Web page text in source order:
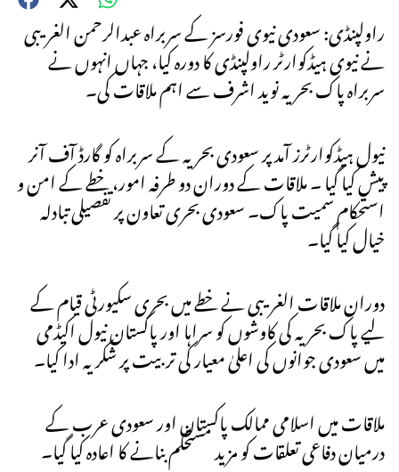
راولپنڈی: سعودی نیوی فورسز کے سربراہ عبدالرحمن الغریبی
نے نیوی ہیڈکوارٹر راولپنڈی کا دورہ کیا، جہاں انہوں نے
سربراہ پاک بحریہ نوید اشرف سے اہم ملاقات کی۔
نیول ہیڈکوارٹرز آمد پر سعودی بحریہ کے سربراہ کو گارڈ آف آنر
پیش کیا گیا ۔ ملاقات کے دوران دو طرفہ امور، خطے کے امن و
استحکام سمیت پاک۔ سعودی بحری تعاون پر تفصیلی تبادلہ
خیال کیا گیا۔
دوران ملاقات الغریبی نے خطے میں بحری سکیورٹی قیام کے
لیے پاک بحریہ کی کاوشوں کو سراہا اور پاکستان نیول اکیڈمی
میں سعودی جوانوں کی اعلیٰ معیار کی تربیت پر شکریہ ادا کیا۔
ملاقات میں اسلامی ممالک پاکستان اور سعودی عرب کے
درمیان دفاعی تعلقات کو مزید مستحکم بنانے کا اعادہ کیا گیا۔